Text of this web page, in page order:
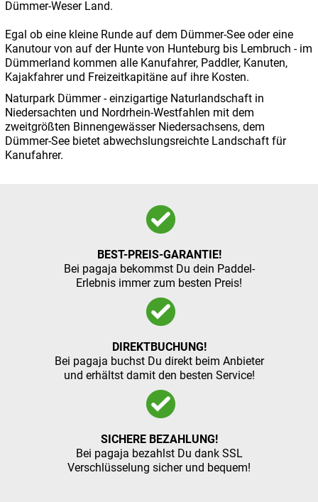
Dümmer-Weser Land.
Egal ob eine kleine Runde auf dem Dümmer-See oder eine
Kanutour von auf der Hunte von Hunteburg bis Lembruch - im
Dümmerland kommen alle Kanufahrer, Paddler, Kanuten,
Kajakfahrer und Freizeitkapitäne auf ihre Kosten.
Naturpark Dümmer - einzigartige Naturlandschaft in
Niedersachten und Nordrhein-Westfahlen mit dem
zweitgrößten Binnengewässer Niedersachsens, dem
Dümmer-See bietet abwechslungsreichte Landschaft für
Kanufahrer.
BEST-PREIS-GARANTIE!
Bei pagaja bekommst Du dein Paddel-
Erlebnis immer zum besten Preis!
DIREKTBUCHUNG!
Bei pagaja buchst Du direkt beim Anbieter
und erhältst damit den besten Service!
SICHERE BEZAHLUNG!
Bei pagaja bezahlst Du dank SSL
Verschlüsselung sicher und bequem!